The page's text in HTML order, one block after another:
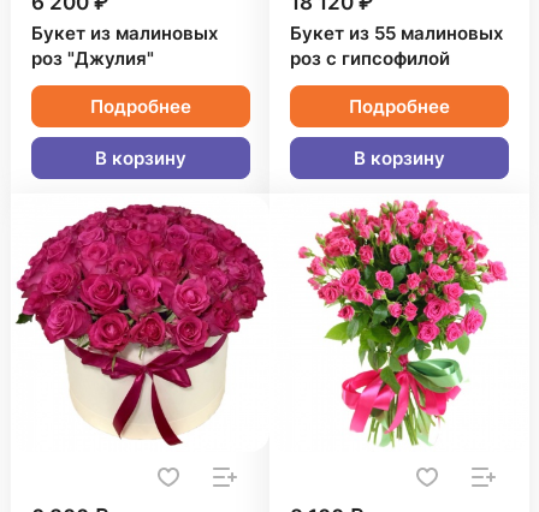
Букет из малиновых
роз "Джулия"
Подробнее
В корзину
Букет из 55 малиновых
роз с гипсофилой
Подробнее
В корзину